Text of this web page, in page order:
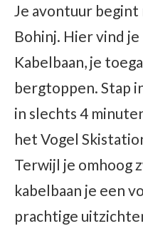
Je avontuur
Bohinj. Hier vind
Kabelbaan, je
bergtoppen. Stap
in slechts 4
het Vogel
Terwijl je omhoog
kabelbaan je een
prachtige